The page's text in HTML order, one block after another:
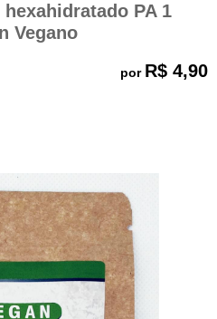
PA 1
Vegano
por R$ 4,90